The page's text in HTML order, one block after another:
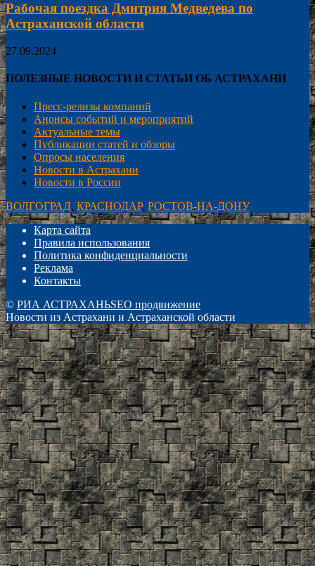
Рабочая поездка Дмитрия Медведева по
Астраханской области
27.09.2024
ПОЛЕЗНЫЕ НОВОСТИ И СТАТЬИ ОБ АСТРАХАНИ
Пресс-релизы компаний
Анонсы событий и мероприятий
Актуальные темы
Публикации статей и обзоры
Опросы населения
Новости в Астрахани
Новости в России
ВОЛГОГРАД, КРАСНОДАР, РОСТОВ-НА-ДОНУ
Карта сайта
Правила использования
Политика конфиденциальности
Реклама
Контакты
© РИА АСТРАХАНЬSEO продвижение
Новости из Астрахани и Астраханской области